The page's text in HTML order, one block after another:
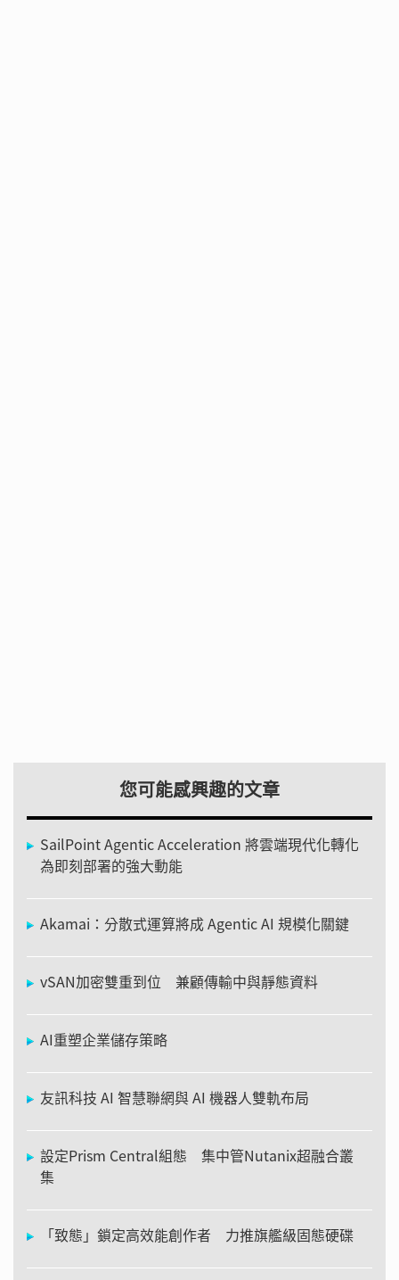
您可能感興趣的文章
SailPoint Agentic Acceleration 將雲端現代化轉化
為即刻部署的強大動能
Akamai：分散式運算將成 Agentic AI 規模化關鍵
vSAN加密雙重到位 兼顧傳輸中與靜態資料
AI重塑企業儲存策略
友訊科技 AI 智慧聯網與 AI 機器人雙軌布局
設定Prism Central組態 集中管Nutanix超融合叢
集
「致態」鎖定高效能創作者 力推旗艦級固態硬碟